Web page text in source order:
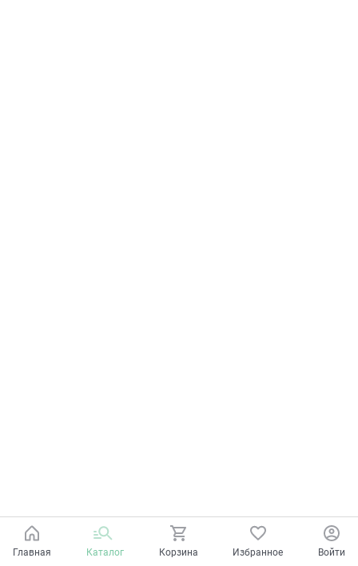
Главная Каталог Корзина Избранное Войти